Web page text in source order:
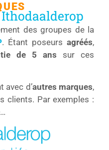
Ithodaalderop
des groupes de la
. Étant poseurs agréés,
de 5 ans sur ces
avec d’autres marques,
clients. Par exemples :